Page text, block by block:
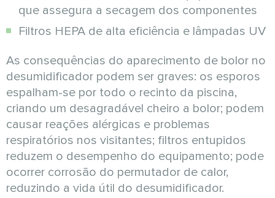
que assegura a secagem dos componentes
Filtros HEPA de alta eficiência e lâmpadas UV
As consequências do aparecimento de bolor no
desumidificador podem ser graves: os esporos
espalham-se por todo o recinto da piscina,
criando um desagradável cheiro a bolor; podem
causar reações alérgicas e problemas
respiratórios nos visitantes; filtros entupidos
reduzem o desempenho do equipamento; pode
ocorrer corrosão do permutador de calor,
reduzindo a vida útil do desumidificador.